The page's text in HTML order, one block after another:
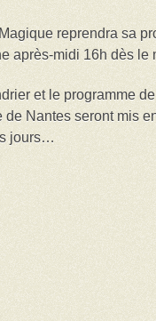
reprendra sa
après-midi 16h dès le
et le programme
de Nantes seront mis
jours…